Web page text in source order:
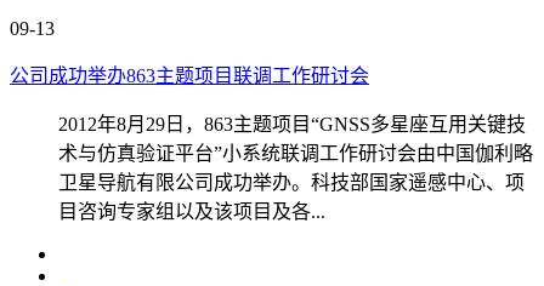
09-13
公司成功举办863主题项目联调工作研讨会
2012年8月29日，863主题项目“GNSS多星座互用关键技
术与仿真验证平台”小系统联调工作研讨会由中国伽利略
卫星导航有限公司成功举办。科技部国家遥感中心、项
目咨询专家组以及该项目及各...